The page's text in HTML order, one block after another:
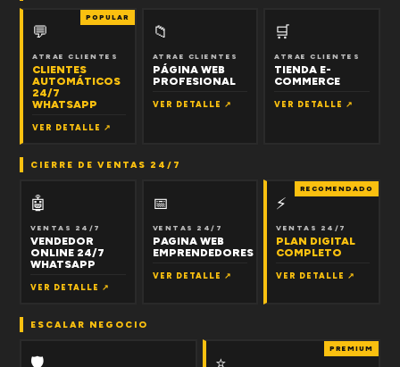
POPULAR
💬
ATRAE CLIENTES
CLIENTES
AUTOMÁTICOS
24/7
WHATSAPP
VER DETALLE ↗
📁
ATRAE CLIENTES
PÁGINA WEB
PROFESIONAL
VER DETALLE ↗
🛒
ATRAE CLIENTES
TIENDA E-
COMMERCE
VER DETALLE ↗
CIERRE DE VENTAS 24/7
🤖
VENTAS 24/7
VENDEDOR
ONLINE 24/7
WHATSAPP
VER DETALLE ↗
📅
VENTAS 24/7
PAGINA WEB
EMPRENDEDORES
VER DETALLE ↗
RECOMENDADO
⚡
VENTAS 24/7
PLAN DIGITAL
COMPLETO
VER DETALLE ↗
ESCALAR NEGOCIO
🛡
PREMIUM
⭐